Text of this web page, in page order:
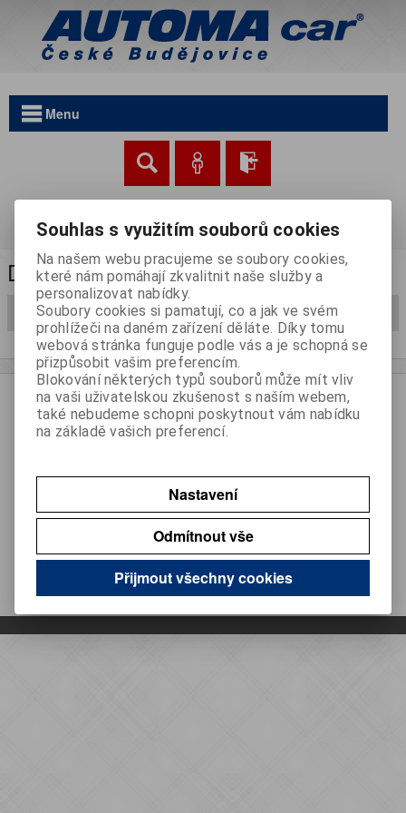
Menu
0 kusů | Cena nákupu: 0 Kč
Dárkové poukazy
Filtrovat
Užiteèné informace
Můj účet
Provozovatel
Kontakt
Souhlas s využitím souborů cookies
Na našem webu pracujeme se soubory cookies,
které nám pomáhají zkvalitnit naše služby a
personalizovat nabídky.
Soubory cookies si pamatují, co a jak ve svém
prohlížeči na daném zařízení děláte. Díky tomu
webová stránka funguje podle vás a je schopná se
přizpůsobit vašim preferencím.
Blokování některých typů souborů může mít vliv
na vaši uživatelskou zkušenost s naším webem,
také nebudeme schopni poskytnout vám nabídku
na základě vašich preferencí.
Nastavení
Odmítnout vše
Přijmout všechny cookies